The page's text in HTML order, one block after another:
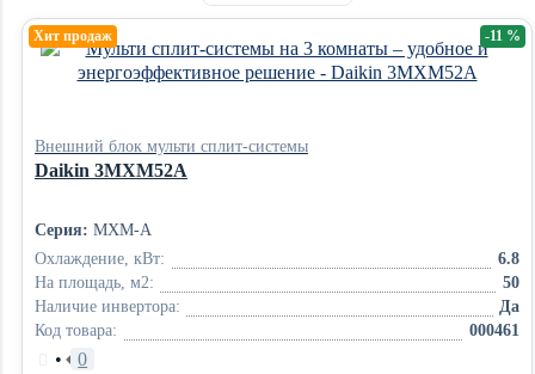
Хит продаж
Внешний блок мульти сплит-системы
Daikin 3MXM52A
Серия: MXM-A
Охлаждение, кВт:
6.8
На площадь, м2:
50
Наличие инвертора:
Да
Код товара:
000461
• 0
-11 %